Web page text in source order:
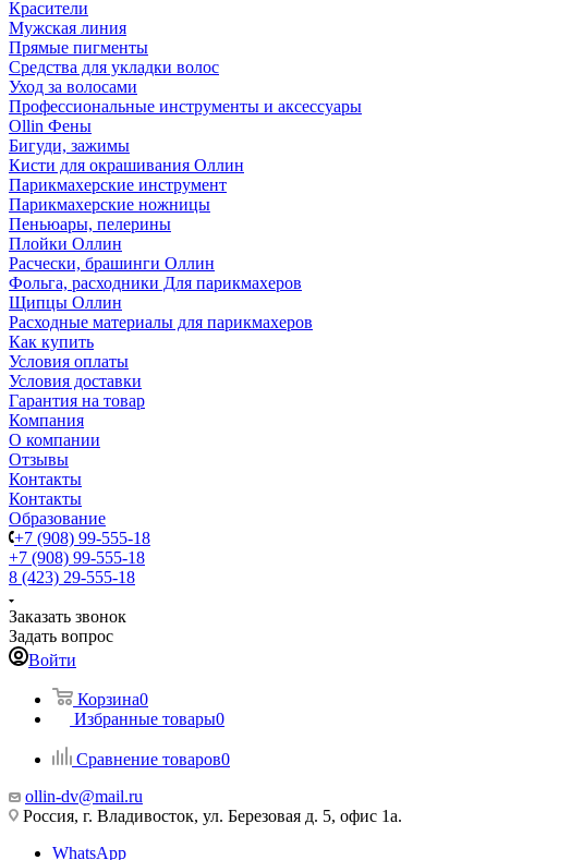
Красители
Мужская линия
Прямые пигменты
Средства для укладки волос
Уход за волосами
Профессиональные инструменты и аксессуары
Ollin Фены
Бигуди, зажимы
Кисти для окрашивания Оллин
Парикмахерские инструмент
Парикмахерские ножницы
Пеньюары, пелерины
Плойки Оллин
Расчески, брашинги Оллин
Фольга, расходники Для парикмахеров
Щипцы Оллин
Расходные материалы для парикмахеров
Как купить
Условия оплаты
Условия доставки
Гарантия на товар
Компания
О компании
Отзывы
Контакты
Контакты
Образование
+7 (908) 99-555-18
+7 (908) 99-555-18
8 (423) 29-555-18
Заказать звонок
Задать вопрос
Войти
Корзина0
Избранные товары0
Сравнение товаров0
ollin-dv@mail.ru
Россия, г. Владивосток, ул. Березовая д. 5, офис 1а.
WhatsApp